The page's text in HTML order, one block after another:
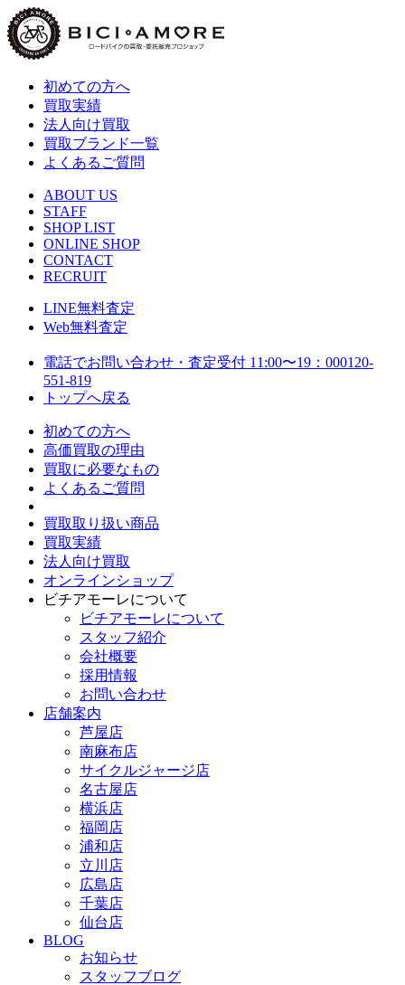
初めての方へ
買取実績
法人向け買取
買取ブランド一覧
よくあるご質問
ABOUT US
STAFF
SHOP LIST
ONLINE SHOP
CONTACT
RECRUIT
LINE無料査定
Web無料査定
電話でお問い合わせ・査定受付 11:00〜19：000120-
551-819
トップへ戻る
初めての方へ
高価買取の理由
買取に必要なもの
よくあるご質問
買取取り扱い商品
買取実績
法人向け買取
オンラインショップ
ビチアモーレについて
ビチアモーレについて
スタッフ紹介
会社概要
採用情報
お問い合わせ
店舗案内
芦屋店
南麻布店
サイクルジャージ店
名古屋店
横浜店
福岡店
浦和店
立川店
広島店
千葉店
仙台店
BLOG
お知らせ
スタッフブログ